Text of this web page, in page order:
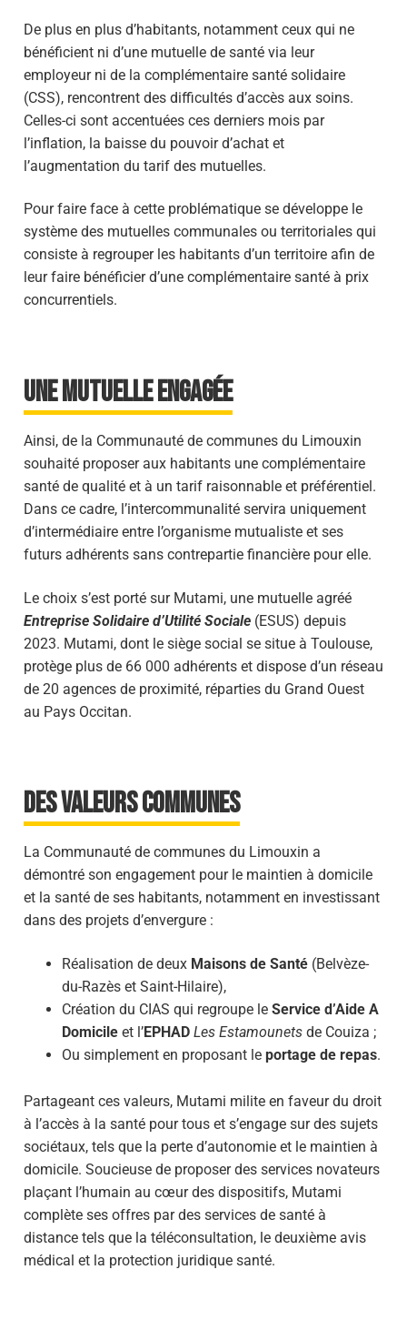
De plus en plus d’habitants, notamment ceux qui ne
bénéficient ni d’une mutuelle de santé via leur
employeur ni de la complémentaire santé solidaire
(CSS), rencontrent des difficultés d’accès aux soins.
Celles-ci sont accentuées ces derniers mois par
l’inflation, la baisse du pouvoir d’achat et
l’augmentation du tarif des mutuelles.
Pour faire face à cette problématique se développe le
système des mutuelles communales ou territoriales qui
consiste à regrouper les habitants d’un territoire afin de
leur faire bénéficier d’une complémentaire santé à prix
concurrentiels.
UNE MUTUELLE ENGAGÉE
Ainsi, de la Communauté de communes du Limouxin
souhaité proposer aux habitants une complémentaire
santé de qualité et à un tarif raisonnable et préférentiel.
Dans ce cadre, l’intercommunalité servira uniquement
d’intermédiaire entre l’organisme mutualiste et ses
futurs adhérents sans contrepartie financière pour elle.
Le choix s’est porté sur Mutami, une mutuelle agréé
Entreprise Solidaire d’Utilité Sociale (ESUS) depuis
2023. Mutami, dont le siège social se situe à Toulouse,
protège plus de 66 000 adhérents et dispose d’un réseau
de 20 agences de proximité, réparties du Grand Ouest
au Pays Occitan.
DES VALEURS COMMUNES
La Communauté de communes du Limouxin a
démontré son engagement pour le maintien à domicile
et la santé de ses habitants, notamment en investissant
dans des projets d’envergure :
Réalisation de deux Maisons de Santé(Belvèze-
du-Razès et Saint-Hilaire),
Création du CIAS qui regroupe le Service d’Aide A
Domicileet l’EPHAD Les Estamounetsde Couiza ;
Ou simplement en proposant le portage de repas.
Partageant ces valeurs, Mutami milite en faveur du droit
à l’accès à la santé pour tous et s’engage sur des sujets
sociétaux, tels que la perte d’autonomie et le maintien à
domicile. Soucieuse de proposer des services novateurs
plaçant l’humain au cœur des dispositifs, Mutami
complète ses offres par des services de santé à
distance tels que la téléconsultation, le deuxième avis
médical et la protection juridique santé.